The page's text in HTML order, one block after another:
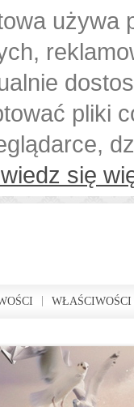
używa
pliki
się